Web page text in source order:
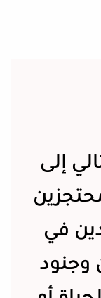
إلى
في
وجنود